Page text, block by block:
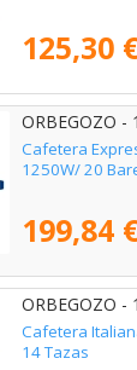
125,30
ORBEGOZO -
Cafetera
1250W/ 20
199,84
ORBEGOZO -
Cafetera
14 Tazas